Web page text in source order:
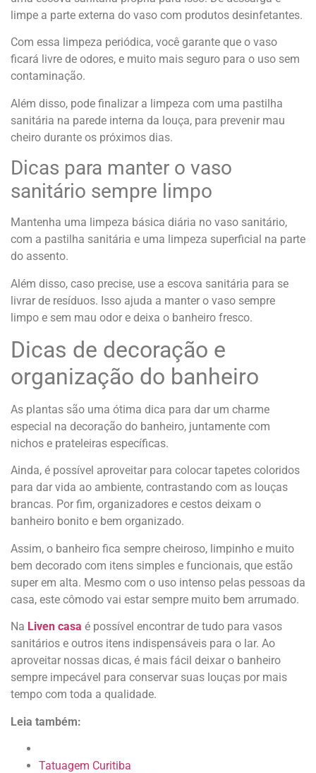
limpe a parte externa do vaso com produtos desinfetantes.
Com essa limpeza periódica, você garante que o vaso
ficará livre de odores, e muito mais seguro para o uso sem
contaminação.
Além disso, pode finalizar a limpeza com uma pastilha
sanitária na parede interna da louça, para prevenir mau
cheiro durante os próximos dias.
Dicas para manter o vaso
sanitário sempre limpo
Mantenha uma limpeza básica diária no vaso sanitário,
com a pastilha sanitária e uma limpeza superficial na parte
do assento.
Além disso, caso precise, use a escova sanitária para se
livrar de resíduos. Isso ajuda a manter o vaso sempre
limpo e sem mau odor e deixa o banheiro fresco.
Dicas de decoração e
organização do banheiro
As plantas são uma ótima dica para dar um charme
especial na decoração do banheiro, juntamente com
nichos e prateleiras específicas.
Ainda, é possível aproveitar para colocar tapetes coloridos
para dar vida ao ambiente, contrastando com as louças
brancas. Por fim, organizadores e cestos deixam o
banheiro bonito e bem organizado.
Assim, o banheiro fica sempre cheiroso, limpinho e muito
bem decorado com itens simples e funcionais, que estão
super em alta. Mesmo com o uso intenso pelas pessoas da
casa, este cômodo vai estar sempre muito bem arrumado.
Na Liven casa é possível encontrar de tudo para vasos
sanitários e outros itens indispensáveis para o lar. Ao
aproveitar nossas dicas, é mais fácil deixar o banheiro
sempre impecável para conservar suas louças por mais
tempo com toda a qualidade.
Leia também:
Tatuagem Curitiba